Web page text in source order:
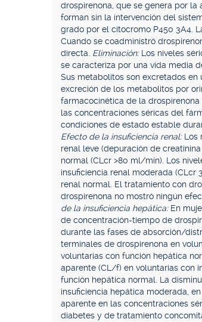
drospirenona, que se genera por
forman sin la intervención del
grado por el citocromo P450 3A4.
Cuando se coadministró
directa. Eliminación: Los niveles
se caracteriza por una vida media
Sus metabolitos son excretados en
excreción de los metabolitos por
farmacocinética de la drospirenona
las concentraciones séricas del
condiciones de estado estable
Efecto de la insuficiencia renal: Los
renal leve (depuración de
normal (CLcr >80 ml/min). Los
insuficiencia renal moderada
renal normal. El tratamiento con
drospirenona no mostró ningún
de la insuficiencia hepática: En
de concentración-tiempo de
durante las fases de absorción/
terminales de drospirenona en
voluntarias con función hepática
aparente (CL/f) en voluntarias con
función hepática normal. La
insuficiencia hepática moderada,
aparente en las concentraciones
diabetes y de tratamiento